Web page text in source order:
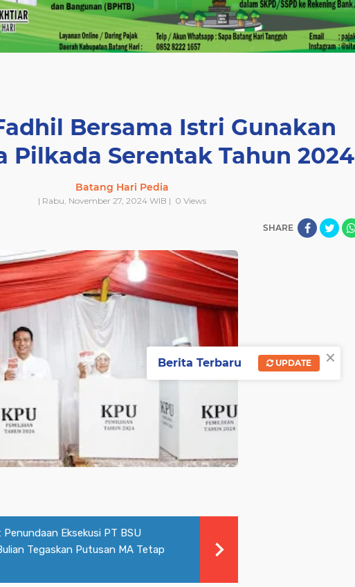
Bersama Istri Gunakan
Pilkada Serentak Tahun 2024
Batang Hari Pedia
| Rabu, November 27, 2024 WIB | 0 Views
SHARE
Penundaan Eksekusi PT BSU
Tegaskan Putusan MA Tetap
×
Berita Terbaru UPDATE